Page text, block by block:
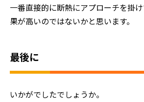
一番直接的に断熱にアプローチを掛
果が高いのではないかと思います。
最後に
いかがでしたでしょうか。